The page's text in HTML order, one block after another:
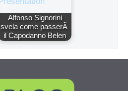
Alfonso Signorini
svela come passerÃ
il Capodanno Belen